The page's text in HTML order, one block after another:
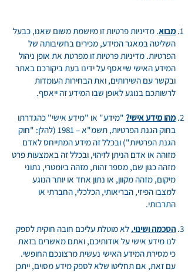
מבוא. מדיניות פרטיות זו מיושמת משום שאנו, כבעל
השליטה במאגר המידע, מכירים בחשיבותה של
הפרטיות. מדיניות פרטיות זו מפרטת את אופן ניהול
המידע האישי שייאסף על ידינו בעת ביקורכם באתר
ובקשר עם השירותים, ואת הבחירות העומדות
לרשותכם בנוגע לאופן שבו המידע זה ייאסף.
מהו מידע אישי? "מידע" או "מידע אישי" כהגדרתו
בחוק הגנת הפרטיות, תשמ"א – 1981 (להלן: "חוק
הגנת הפרטיות") ובכלל זה מידע המתייחס לאדם
מזוהה או אדם הניתן לזיהוי, ובכלל זה באמצעות פרט
מזהה כגון שם, מספר זהות, מזהה ביומטרי, נתוני
מיקום, מזהה מקוון, או נתון אחד או יותר הנוגע
למצבו הפיזי, הבריאותי, הכלכלי, החברתי או
התרבותי.
הסכמה ושינוי. לא מוטלת עליכם חובה חוקית לספק
לנו מידע אישי על אודותיכם, ואתם מאשרים בזאת
כי מסירת המידע האישי נעשית מרצונכם החופשי.
עם זאת, אם תחליטו שלא לספק מידע מסוים, ייתכן